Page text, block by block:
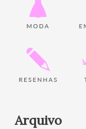
Arquivo